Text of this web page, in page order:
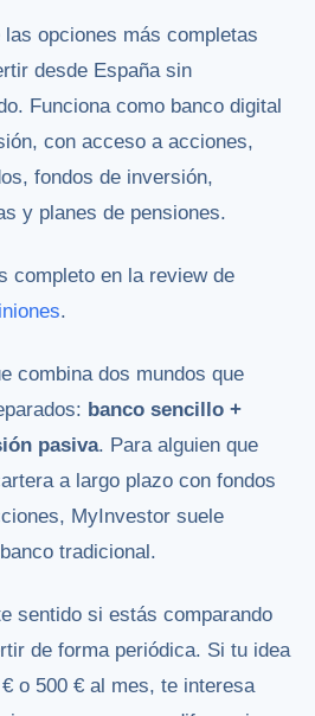
opciones más completas
desde España sin
Funciona como banco digital
con acceso a acciones,
fondos de inversión,
y planes de pensiones.
completo en la review de
.
combina dos mundos que
banco sencillo +
pasiva. Para alguien que
a largo plazo con fondos
MyInvestor suele
tradicional.
sentido si estás comparando
de forma periódica. Si tu idea
o 500 € al mes, te interesa